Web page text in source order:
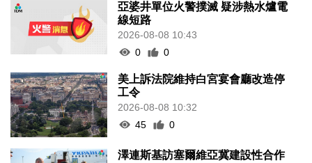
亞婆井單位火警撲滅 疑涉熱水爐電
線短路
2026-08-08 10:43
0
0
美上訴法院維持白宮宴會廳改造停
工令
2026-08-08 10:32
45
0
澤連斯基訪塞爾維亞冀建設性合作